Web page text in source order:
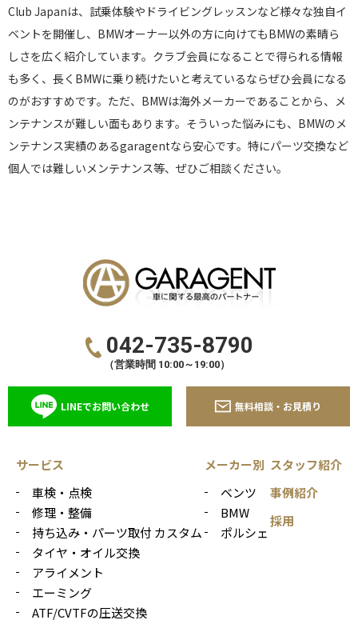
Club Japanは、試乗体験やドライビングレッスンなど様々な独自イ
ベントを開催し、BMWオーナー以外の方に向けてもBMWの素晴ら
しさを広く紹介しています。クラブ会員になることで得られる情報
も多く、長くBMWに乗り続けたいと考えているならぜひ会員になる
のがおすすめです。ただ、BMWは海外メーカーであることから、メ
ンテナンスが難しい面もあります。そういった悩みにも、BMWのメ
ンテナンス実績のあるgaragentなら安心です。特にパーツ交換など
個人では難しいメンテナンス等、ぜひご相談ください。
042-735-8790
（営業時間 10:00～19:00）
LINEでお問い合わせ 無料相談・お見積り
サービス
車検・点検
修理・整備
持ち込み・パーツ取付 カスタム
タイヤ・オイル交換
アライメント
エーミング
ATF/CVTFの圧送交換
メーカー別
ベンツ
BMW
ポルシェ
スタッフ紹介
事例紹介
採用